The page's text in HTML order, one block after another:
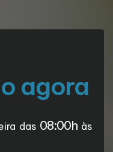
agora
das 08:00h às